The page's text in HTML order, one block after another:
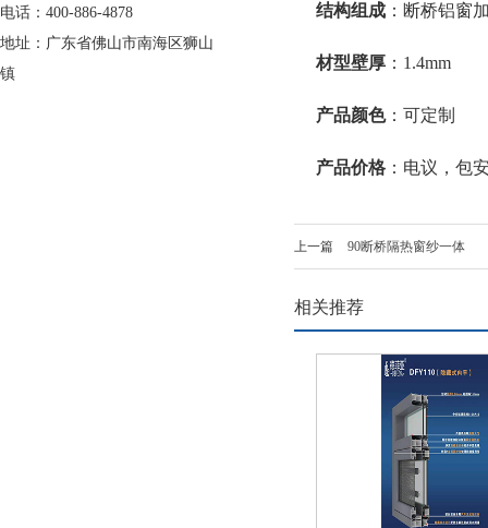
电话：400-886-4878
地址：广东省佛山市南海区狮山
镇
结构组成 ：断桥铝窗
材型壁厚 ：1.4mm
产品颜色：可定制
产品价格 ：电议，包
上一篇 90断桥隔热窗纱一体
相关推荐